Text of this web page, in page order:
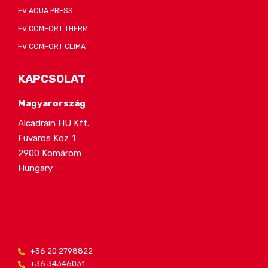
FV AQUA PRESS
FV COMFORT THERM
FV COMFORT CLIMA
KAPCSOLAT
Magyarország
Alcadrain HU Kft.
Fuvaros Köz 1
2900 Komárom
Hungary
+36 20 2798822
+36 34346031